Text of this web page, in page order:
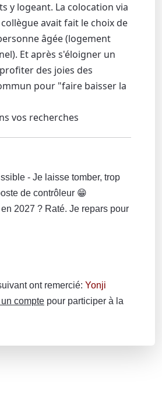
y logeant. La colocation via
avait fait le choix de
âgée (logement
Et après s'éloigner un
des joies des
pour "faire baisser la
vos recherches
- Je laisse tomber, trop
de contrôleur 😁
2027 ? Raté. Je repars pour
ont remercié: Yonji
compte pour participer à la